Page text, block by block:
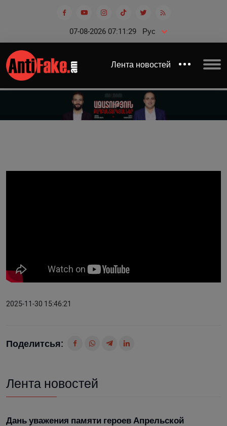
07-08-2026 07:11:29 Рус
Лента новостей
2025-11-30 15:46:21
Поделитсья:
Лента новостей
Дань уважения памяти героев Апрельской